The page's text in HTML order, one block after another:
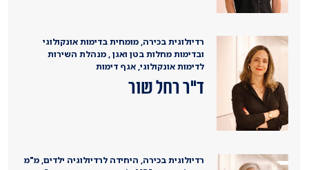
רדיולוגית בכירה, מומחית בדימות אונקולוגי
ובדימות מחלות בטן ואגן , מנהלת השירות
לדימות אונקולוגי, אגף דימות
ד"ר רחל שור
רדיולוגית בכירה, היחידה לרדיולוגיה ילדים, מ"מ